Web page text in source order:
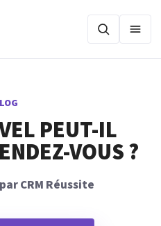
PEUT-IL
VOUS ?
CRM Réussite